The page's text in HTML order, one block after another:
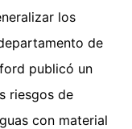
los
de
publicó un
riesgos de
con material